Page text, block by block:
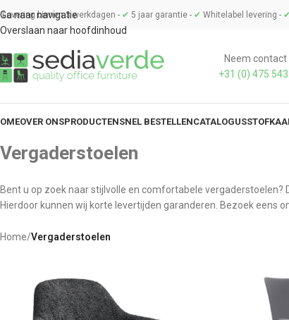
Ga naar navigatie
Overslaan naar hoofdinhoud
Levering binnen 3 werkdagen - ✔ 5 jaar garantie - ✔ Whitelabel levering - ✔
Neem contact
+31 (0) 475
OVER ONSPRODUCTENSNEL BESTELLENCATALOGUS
Vergaderstoelen
Bent u op zoek naar stijlvolle en comfortabele vergaderstoelen?
Hierdoor kunnen wij korte levertijden garanderen. Bezoek eens
Home/Vergaderstoelen